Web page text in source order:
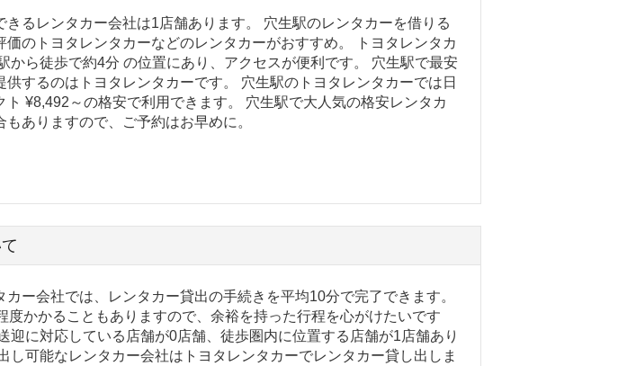
きるレンタカー会社は1店舗あります。 穴生駅のレンタカーを借りる
価のトヨタレンタカーなどのレンタカーがおすすめ。 トヨタレンタカ
から徒歩で約4分 の位置にあり、アクセスが便利です。 穴生駅で最安
供するのはトヨタレンタカーです。 穴生駅のトヨタレンタカーでは日
ト ¥8,492～の格安で利用できます。 穴生駅で大人気の格安レンタカ
ありますので、ご予約はお早めに。
カー会社では、レンタカー貸出の手続きを平均10分で完了できます。
度かかることもありますので、余裕を持った行程を心がけたいです
迎に対応している店舗が0店舗、徒歩圏内に位置する店舗が1店舗あり
し可能なレンタカー会社はトヨタレンタカーでレンタカー貸し出しま